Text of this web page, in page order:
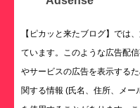
【ピカッと来たブログ】では
ています。このような広告配
やサービスの広告を表示する
関する情報 (氏名、住所、メ